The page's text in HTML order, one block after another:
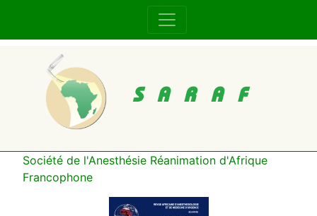
SARAF
Société de l'Anesthésie Réanimation d'Afrique
Francophone